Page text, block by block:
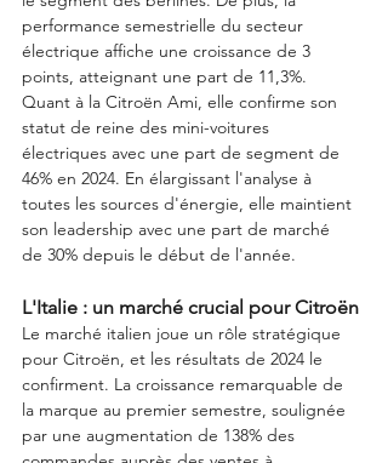
performance semestrielle du secteur
électrique affiche une croissance de 3
points, atteignant une part de 11,3%.
Quant à la Citroën Ami, elle confirme son
statut de reine des mini-voitures
électriques avec une part de segment de
46% en 2024. En élargissant l'analyse à
toutes les sources d'énergie, elle maintient
son leadership avec une part de marché
de 30% depuis le début de l'année.
L'Italie : un marché crucial pour Citroën
Le marché italien joue un rôle stratégique
pour Citroën, et les résultats de 2024 le
confirment. La croissance remarquable de
la marque au premier semestre, soulignée
par une augmentation de 138% des